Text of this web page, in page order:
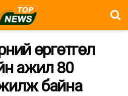
өргөтгөл
ажил 80
байна